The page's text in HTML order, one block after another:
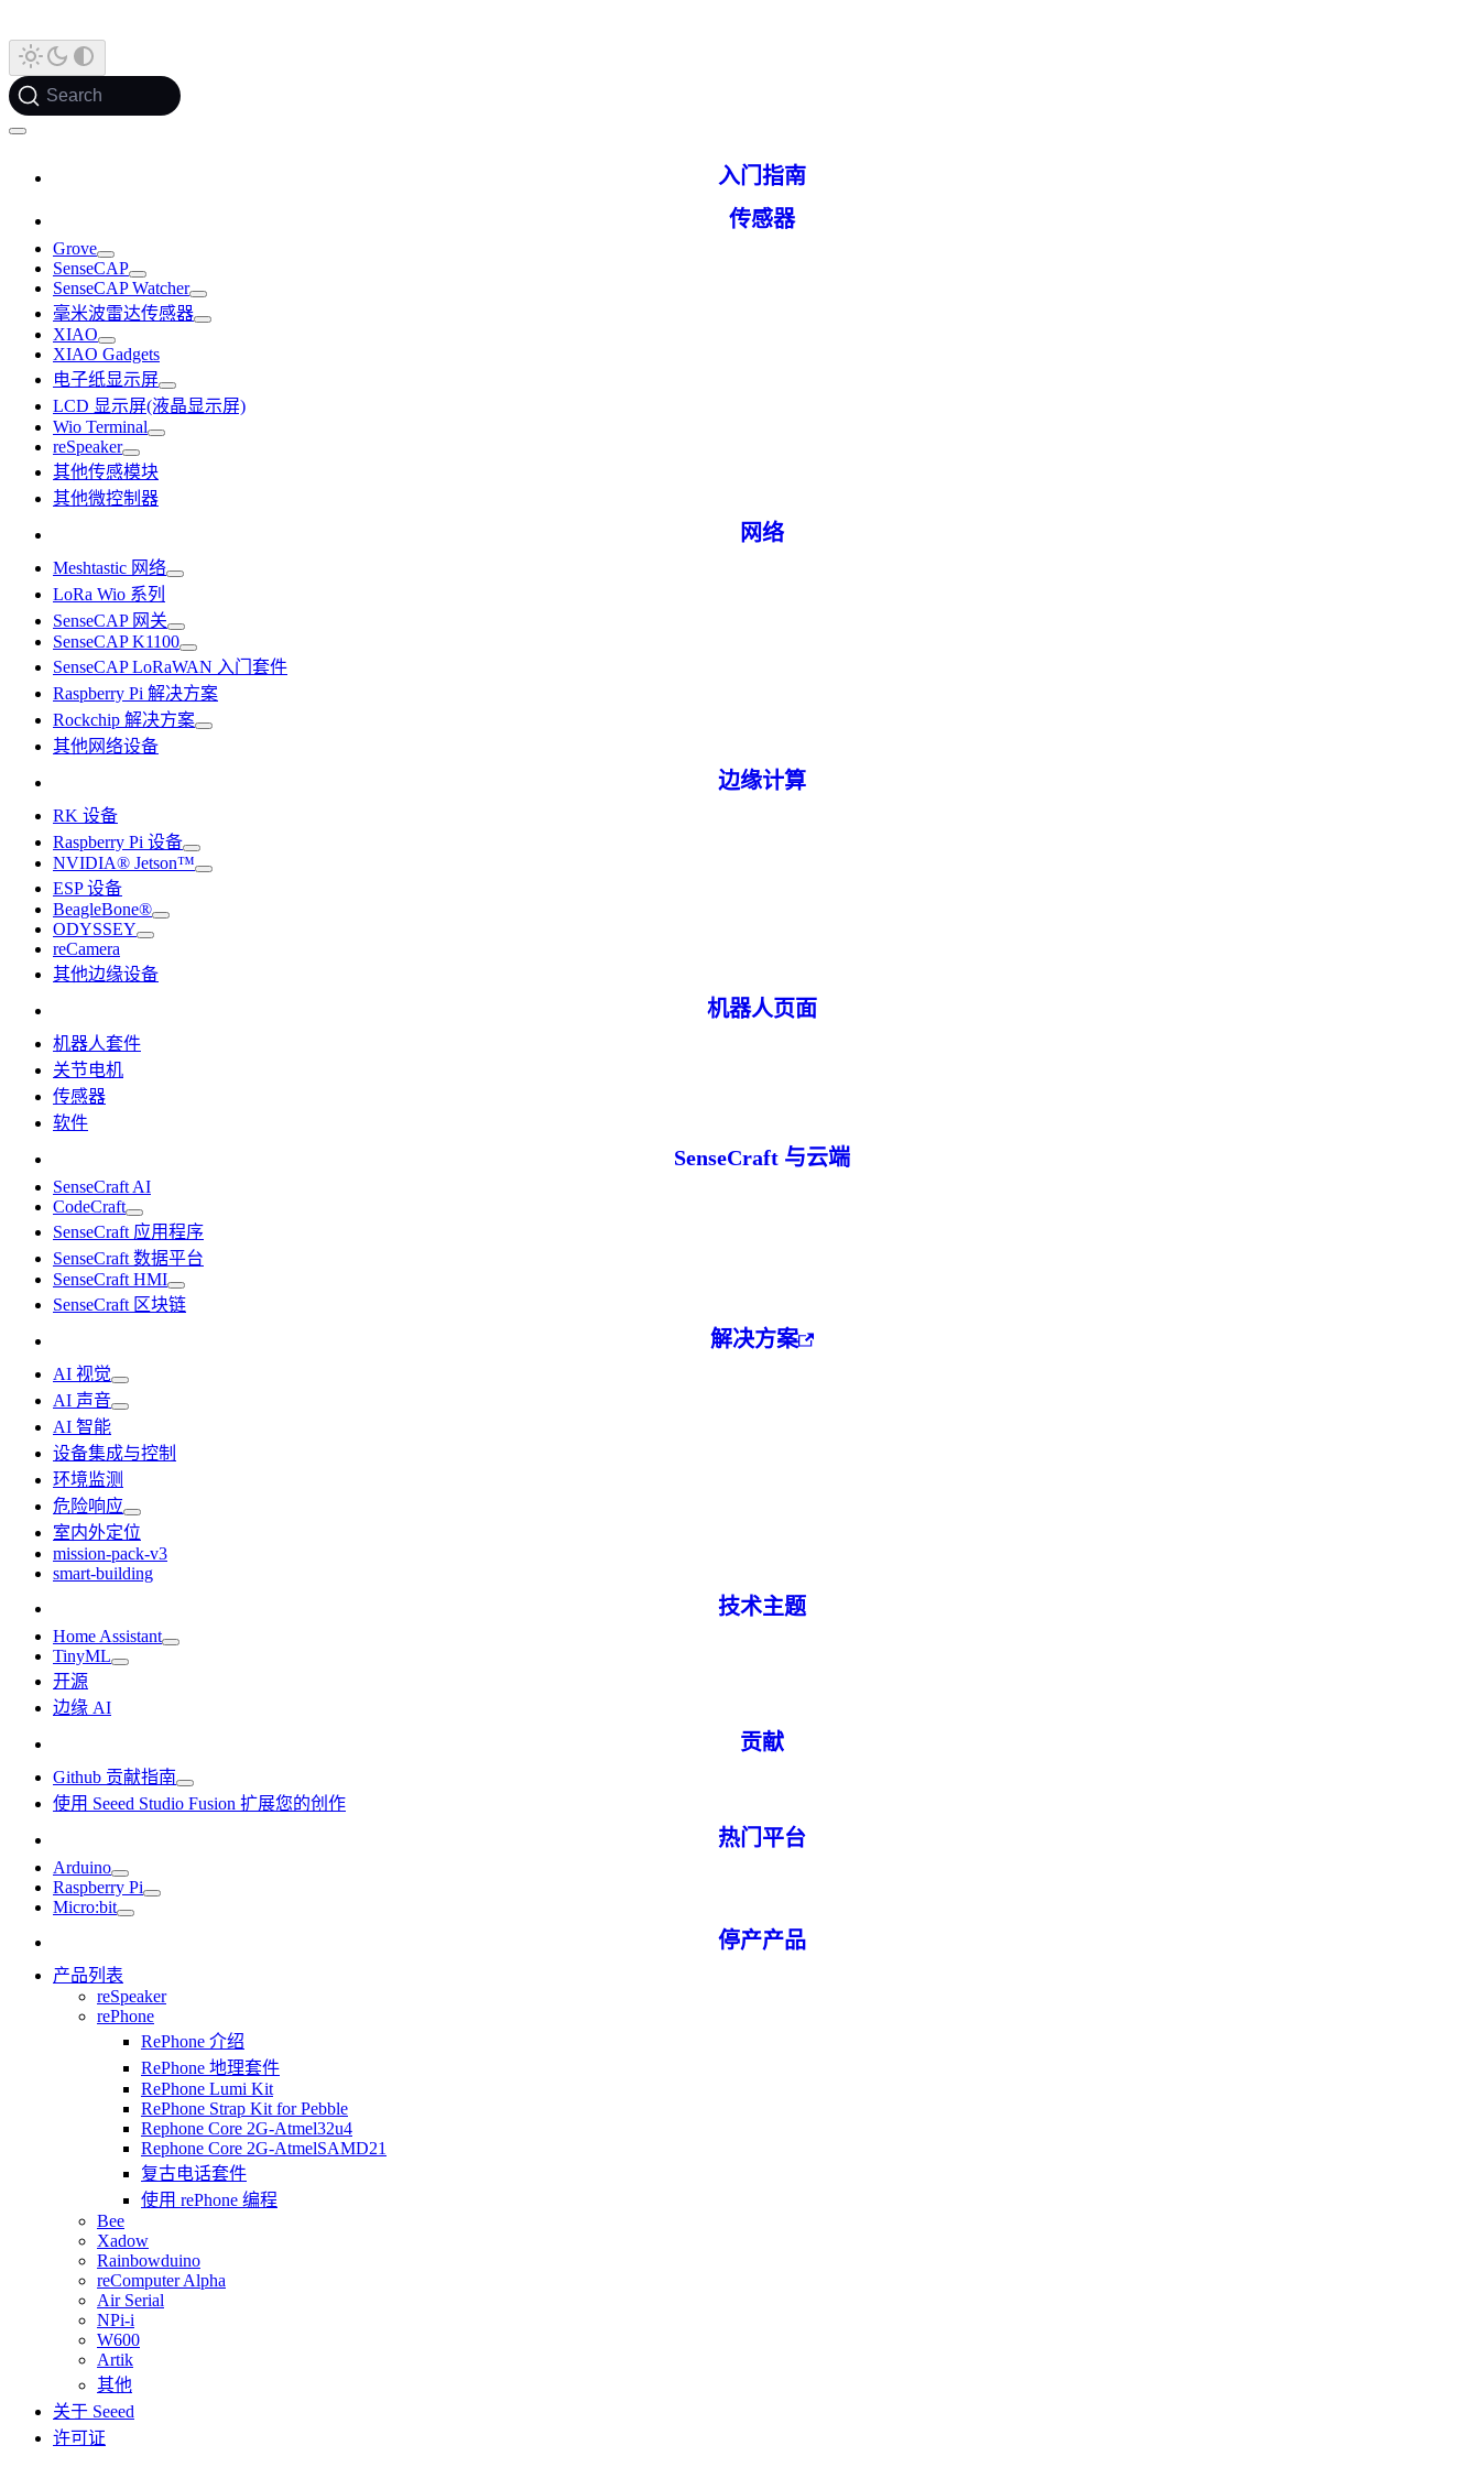
Search
入门指南
传感器
Grove
SenseCAP
SenseCAP Watcher
毫米波雷达传感器
XIAO
XIAO Gadgets
电子纸显示屏
LCD 显示屏(液晶显示屏)
Wio Terminal
reSpeaker
其他传感模块
其他微控制器
网络
Meshtastic 网络
LoRa Wio 系列
SenseCAP 网关
SenseCAP K1100
SenseCAP LoRaWAN 入门套件
Raspberry Pi 解决方案
Rockchip 解决方案
其他网络设备
边缘计算
RK 设备
Raspberry Pi 设备
NVIDIA® Jetson™
ESP 设备
BeagleBone®
ODYSSEY
reCamera
其他边缘设备
机器人页面
机器人套件
关节电机
传感器
软件
SenseCraft 与云端
SenseCraft AI
CodeCraft
SenseCraft 应用程序
SenseCraft 数据平台
SenseCraft HMI
SenseCraft 区块链
解决方案
AI 视觉
AI 声音
AI 智能
设备集成与控制
环境监测
危险响应
室内外定位
mission-pack-v3
smart-building
技术主题
Home Assistant
TinyML
开源
边缘 AI
贡献
Github 贡献指南
使用 Seeed Studio Fusion 扩展您的创作
热门平台
Arduino
Raspberry Pi
Micro:bit
停产产品
产品列表
reSpeaker
rePhone
RePhone 介绍
RePhone 地理套件
RePhone Lumi Kit
RePhone Strap Kit for Pebble
Rephone Core 2G-Atmel32u4
Rephone Core 2G-AtmelSAMD21
复古电话套件
使用 rePhone 编程
Bee
Xadow
Rainbowduino
reComputer Alpha
Air Serial
NPi-i
W600
Artik
其他
关于 Seeed
许可证